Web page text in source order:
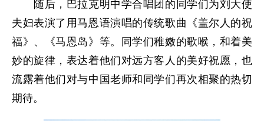
随后，巴拉克明中学合唱团的同学们为刘大使
夫妇表演了用马恩语演唱的传统歌曲《盖尔人的祝
福》、《马恩岛》等。同学们稚嫩的歌喉，和着美
妙的旋律，表达着他们对远方客人的美好祝愿，也
流露着他们对与中国老师和同学们再次相聚的热切
期待。